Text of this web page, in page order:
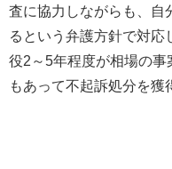
査に協力しながらも、自
るという弁護方針で対応
役2～5年程度が相場の事
もあって不起訴処分を獲